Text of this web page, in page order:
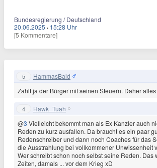
Bundesregierung / Deutschland
20.06.2025 · 15:28 Uhr
[5 Kommentare]
5 HammasBald
Zahlt ja der Bürger mit seinen Steuern. Daher
4 Hawk_Tuah
@3 Vielleicht bekommt man als Ex Kanzler auch
Reden zu kurz ausfallen. Da braucht es ein paar
Redenschreiber und dann noch Coaches für das
die Ausstrahlung bei vollkommener Unwissenheit
Wer schreibt schon noch selbst seine Reden. Das
Zeiten, damals ... vor dem Krieg xD